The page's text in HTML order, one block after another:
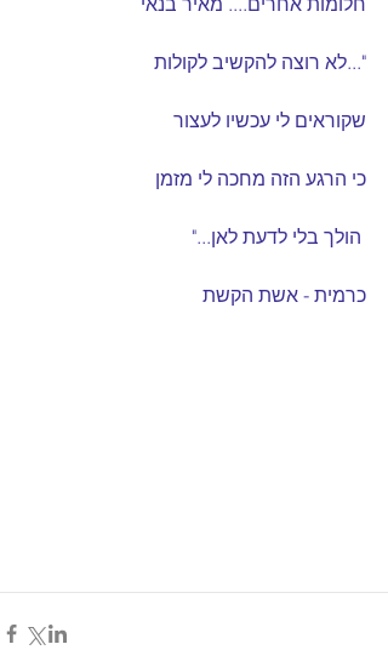
"...לא רוצה להקשיב לקולות
שקוראים לי עכשיו לעצור
כי הרגע הזה מחכה לי מזמן
כרמית - אשת הקשת